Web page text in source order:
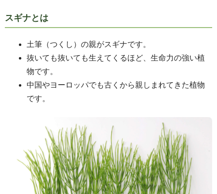
スギナとは
土筆（つくし）の親がスギナです。
抜いても抜いても生えてくるほど、生命力の強い植
物です。
中国やヨーロッパでも古くから親しまれてきた植物
です。